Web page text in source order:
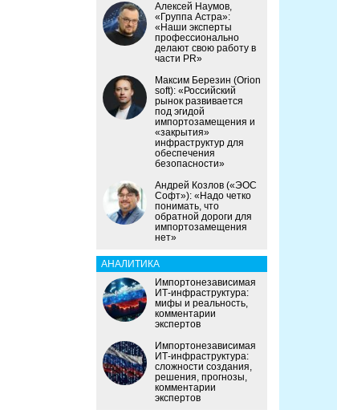
Алексей Наумов,
«Группа Астра»:
«Наши эксперты
профессионально
делают свою работу в
части PR»
Максим Березин (Orion
soft): «Российский
рынок развивается
под эгидой
импортозамещения и
«закрытия»
инфраструктур для
обеспечения
безопасности»
Андрей Козлов («ЭОС
Софт»): «Надо четко
понимать, что
обратной дороги для
импортозамещения
нет»
АНАЛИТИКА
Импортонезависимая
ИТ-инфраструктура:
мифы и реальность,
комментарии
экспертов
Импортонезависимая
ИТ-инфраструктура:
сложности создания,
решения, прогнозы,
комментарии
экспертов